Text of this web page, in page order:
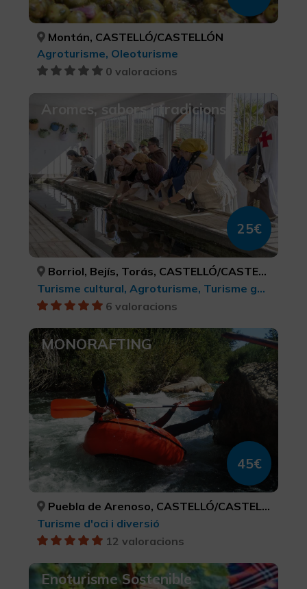
Montán, CASTELLÓ/CASTELLÓN
Agroturisme, Oleoturisme
0 valoracions
Aromes, sabors i tradicions
25€
Borriol, Bejís, Torás, CASTELLÓ/CASTELLÓN, CASTELLÓ/CASTELLÓN, CASTELLÓ/CASTELLÓN
Turisme cultural, Agroturisme, Turisme gastronòmic
6 valoracions
MONORAFTING
45€
Puebla de Arenoso, CASTELLÓ/CASTELLÓN
Turisme d'oci i diversió
12 valoracions
Enoturisme Sostenible